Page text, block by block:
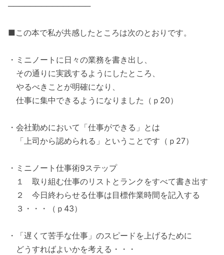
───────────────
■この本で私が共感したところは次のとおりです。
・ミニノートに日々の業務を書き出し、
その通りに実践するようにしたところ、
やるべきことが明確になり、
仕事に集中できるようになりました（ｐ20）
・会社勤めにおいて「仕事ができる」とは
「上司から認められる」ということです（ｐ27）
・ミニノート仕事術9ステップ
１ 取り組む仕事のリストとランクをすべて書き出す
２ 今日終わらせる仕事は目標作業時間を記入する
３・・・（ｐ43）
・「遅くて苦手な仕事」のスピードを上げるために
どうすればよいかを考える・・・